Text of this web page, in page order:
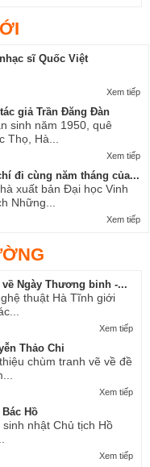
sĩ Quốc Việt
Xem tiếp
giả Trần Đăng Đàn
sinh năm 1950, quê
Hà...
Xem tiếp
đi cùng năm tháng của...
xuất bản Đại học Vinh
Những...
Xem tiếp
Ngày Thương binh -...
thuật Hà Tĩnh giới
Xem tiếp
Thảo Chi
chùm tranh vẽ về đề
Xem tiếp
Hồ
nhật Chủ tịch Hồ
Xem tiếp